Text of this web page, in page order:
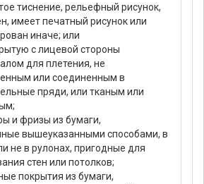
тиснение, рельефный рисунок,
имеет печатный рисунок или
иначе; или
с лицевой стороны
для плетения, не
или соединенным в
пряди, или тканым или
и фризы из бумаги,
вышеуказанными способами, в
не в рулонах, пригодные для
стен или потолков;
покрытия из бумаги,